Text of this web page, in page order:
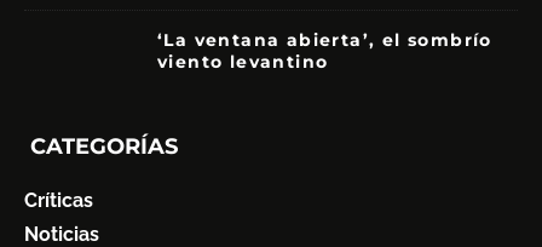
‘La ventana abierta’, el sombrío
viento levantino
CATEGORÍAS
Críticas
Noticias